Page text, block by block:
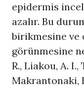
epidermis
azalır. Bu
birikmesine ve
görünmesine
R., Liakou, A.
Makrantonaki,